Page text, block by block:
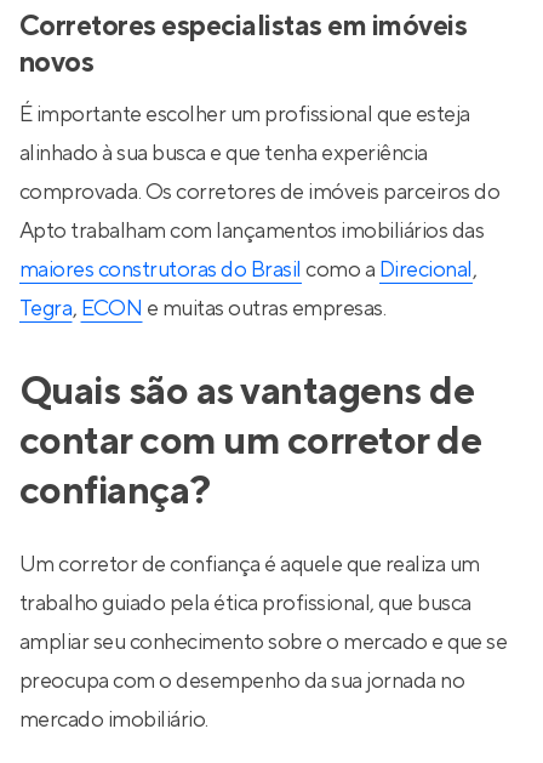
Corretores especialistas em imóveis
novos
É importante escolher um profissional que esteja
alinhado à sua busca e que tenha experiência
comprovada. Os corretores de imóveis parceiros do
Apto trabalham com lançamentos imobiliários das
maiores construtoras do Brasil como a Direcional,
Tegra, ECON e muitas outras empresas.
Quais são as vantagens de
contar com um corretor de
confiança?
Um corretor de confiança é aquele que realiza um
trabalho guiado pela ética profissional, que busca
ampliar seu conhecimento sobre o mercado e que se
preocupa com o desempenho da sua jornada no
mercado imobiliário.